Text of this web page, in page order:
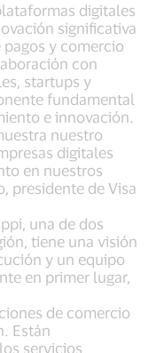
digitales
significativa
y comercio
con
startups y
fundamental
e innovación.
nuestro
digitales
en nuestros
presidente de Visa
una de dos
tiene una visión
y un equipo
en primer lugar,
de comercio
Están
servicios